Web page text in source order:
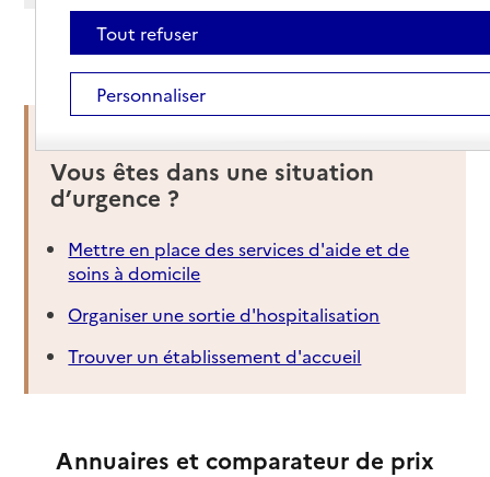
Haut de page
Vous êtes dans une situation
d’urgence ?
Mettre en place des services d'aide et de
soins à domicile
Organiser une sortie d'hospitalisation
Trouver un établissement d'accueil
Annuaires et comparateur de prix
Tout refuser
Personnaliser